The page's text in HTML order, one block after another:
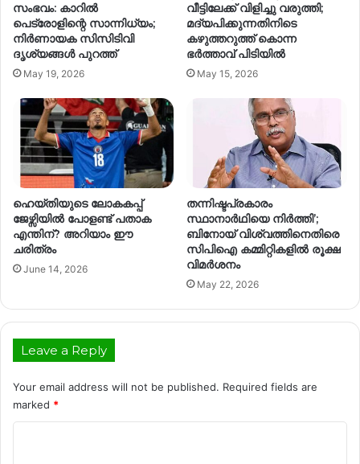
സംഭവം: കാറിൽ
പെട്രോളിന്റെ സാന്നിധ്യം;
നിർണായക സിസിടിവി
ദൃശ്യങ്ങൾ പുറത്ത്
May 19, 2026
വീട്ടിലേക്ക് വിളിച്ചു വരുത്തി;
മദ്യപിക്കുന്നതിനിടെ
കഴുത്തറുത്ത് കൊന്ന
ഭര്‍ത്താവ് പിടിയില്‍
May 15, 2026
ഹെയ്തിയുടെ ലോകകപ്പ്
ജേഴ്സിയിൽ പോളണ്ട് പതാക
എന്തിന്? അറിയാം ഈ
ചരിത്രം
June 14, 2026
തന്നിഷ്ടപ്രകാരം
സ്ഥാനാർഥിയെ നിർത്തി’;
ബിനോയ് വിശ്വത്തിനെതിരെ
സിപിഐ കമ്മിറ്റികളിൽ രൂക്ഷ
വിമർശനം
May 22, 2026
Leave a Reply
Your email address will not be published. Required fields are
marked *